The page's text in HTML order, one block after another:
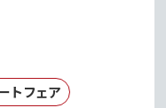
トフェア